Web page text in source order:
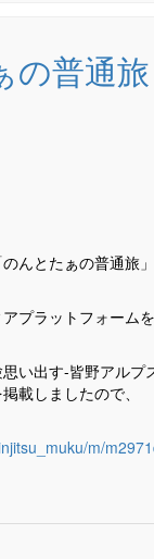
の普通旅
んとたぁの普通旅
プラットフォーム
い出す-皆野アルプ
載しましたので、
m/